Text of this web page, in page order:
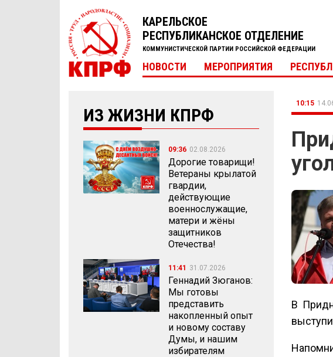
КАРЕЛЬСКОЕ
РЕСПУБЛИКАНСКОЕ ОТДЕЛЕНИЕ
КОММУНИСТИЧЕСКОЙ ПАРТИИ РОССИЙСКОЙ ФЕДЕРАЦИИ
НОВОСТИ МЕРОПРИЯТИЯ
ИЗ ЖИЗНИ КПРФ
09:36 02.08.2026
Дорогие товарищи!
Ветераны крылатой
гвардии,
действующие
военнослужащие,
матери и жёны
защитников
Отечества!
11:41 31.07.2026
Геннадий Зюганов:
Мы готовы
представить
накопленный опыт
и новому составу
Думы, и нашим
избирателям
10:15
В